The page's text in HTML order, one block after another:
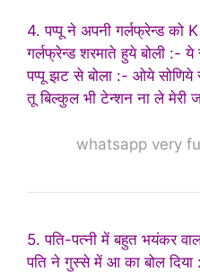
4. पप्पू ने अपनी गर्लफ्रेन्ड को
गर्लफ्रेन्ड शरमाते हुये बोली :-
पप्पू झट से बोला :- ओये सोणिये
तू बिल्कुल भी टेन्शन ना ले मेरी
whatsapp very
5. पति-पत्नी में बहुत भयंकर
पति ने गुस्से में आ का बोल